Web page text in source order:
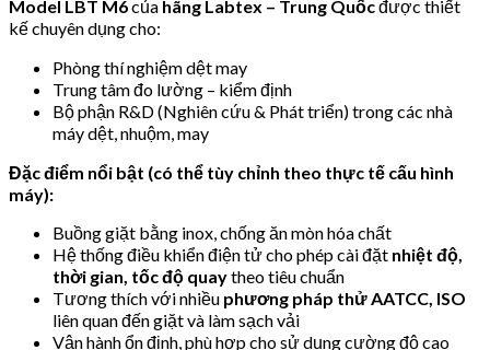
Model LBT M6của hãng Labtex – Trung Quốcđược thiết
kế chuyên dụng cho:
Phòng thí nghiệm dệt may
Trung tâm đo lường – kiểm định
Bộ phận R&D (Nghiên cứu & Phát triển) trong các nhà
máy dệt, nhuộm, may
Đặc điểm nổi bật (có thể tùy chỉnh theo thực tế cấu hình
máy):
Buồng giặt bằng inox, chống ăn mòn hóa chất
Hệ thống điều khiển điện tử cho phép cài đặt nhiệt độ,
thời gian, tốc độ quaytheo tiêu chuẩn
Tương thích với nhiều phương pháp thử AATCC, ISO
liên quan đến giặt và làm sạch vải
Vận hành ổn định, phù hợp cho sử dụng cường độ cao